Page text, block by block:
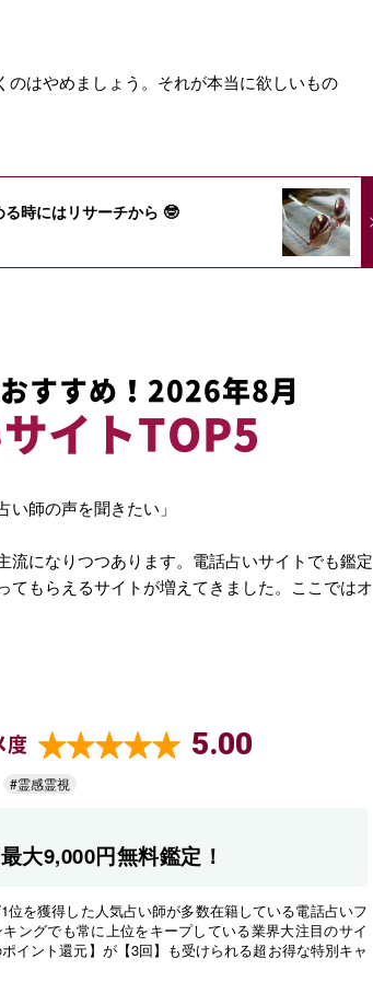
はやめましょう。それが本当に欲しいもの
る時にはリサーチから 🤓
すすめ！2026年8月
イトTOP5
師の声を聞きたい」
になりつつあります。電話占いサイトでも鑑定
もらえるサイトが増えてきました。ここではオ
度 5.00
#霊感霊視
大9,000円無料鑑定！
位を獲得した人気占い師が多数在籍している電話占いフ
ングでも常に上位をキープしている業界大注目のサイ
イント還元】が【3回】も受けられる超お得な特別キャ